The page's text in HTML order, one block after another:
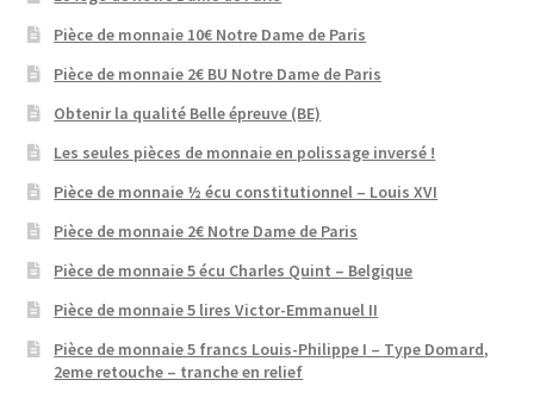
Pièce de monnaie 10€ Notre Dame de Paris
Pièce de monnaie 2€ BU Notre Dame de Paris
Obtenir la qualité Belle épreuve (BE)
Les seules pièces de monnaie en polissage inversé !
Pièce de monnaie ½ écu constitutionnel – Louis XVI
Pièce de monnaie 2€ Notre Dame de Paris
Pièce de monnaie 5 écu Charles Quint – Belgique
Pièce de monnaie 5 lires Victor-Emmanuel II
Pièce de monnaie 5 francs Louis-Philippe I – Type Domard,
2eme retouche – tranche en relief